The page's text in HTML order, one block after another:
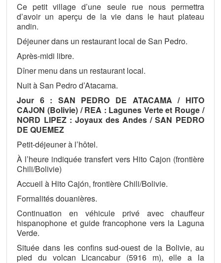
Ce petit village d’une seule rue nous permettra
d’avoir un aperçu de la vie dans le haut plateau
andin.
Déjeuner dans un restaurant local de San Pedro.
Après-midi libre.
Dîner menu dans un restaurant local.
Nuit à San Pedro d’Atacama.
Jour 6 : SAN PEDRO DE ATACAMA / HITO
CAJON (Bolivie) / REA : Lagunes Verte et Rouge /
NORD LIPEZ : Joyaux des Andes / SAN PEDRO
DE QUEMEZ
Petit-déjeuner à l’hôtel.
À l’heure indiquée transfert vers Hito Cajon (frontière
Chili/Bolivie)
Accueil à Hito Cajón, frontière Chili/Bolivie.
Formalités douanières.
Continuation en véhicule privé avec chauffeur
hispanophone et guide francophone vers la Laguna
Verde.
Située dans les confins sud-ouest de la Bolivie, au
pied du volcan Licancabur (5916 m), elle a la